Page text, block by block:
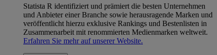
Statista R identifiziert und prämiert die besten Unternehmen
und Anbieter einer Branche sowie herausragende Marken und
veröffentlicht hierzu exklusive Rankings und Bestenlisten in
Zusammenarbeit mit renommierten Medienmarken weltweit.
Erfahren Sie mehr auf unserer Website.